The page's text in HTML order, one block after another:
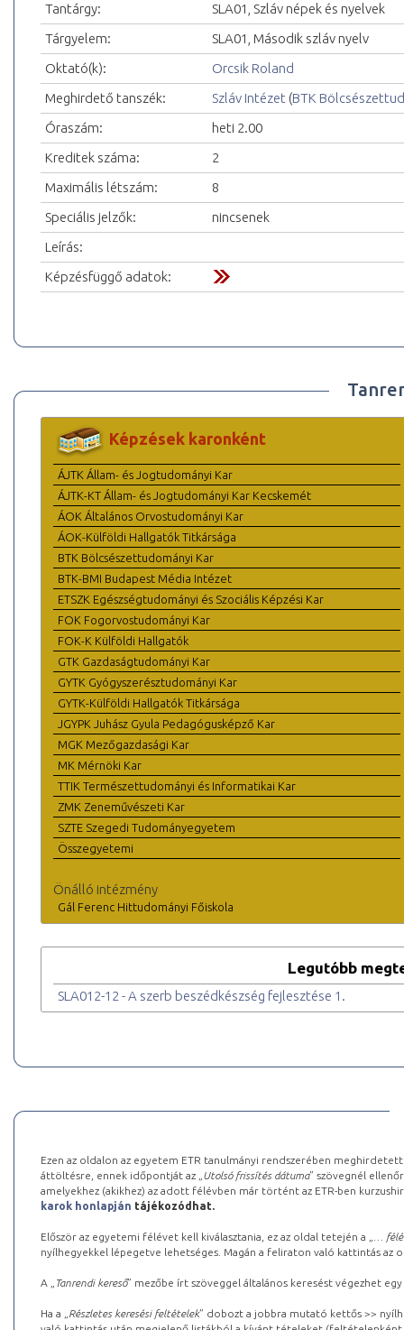
Tantárgy:
SLA01, Szláv népek és nyelvek
Tárgyelem:
SLA01, Második szláv nyelv
Oktató(k):
Orcsik Roland
Meghirdető tanszék:
Szláv Intézet (BTK
Óraszám:
heti 2.00
Kreditek száma:
2
Maximális létszám:
8
Speciális jelzők:
nincsenek
Leírás:
Képzésfüggő adatok:
Képzések karonként
ÁJTK Állam- és Jogtudományi Kar
ÁJTK-KT Állam- és Jogtudományi Kar Kecskemét
ÁOK Általános Orvostudományi Kar
ÁOK-Külföldi Hallgatók Titkársága
BTK Bölcsészettudományi Kar
BTK-BMI Budapest Média Intézet
ETSZK Egészségtudományi és Szociális Képzési Kar
FOK Fogorvostudományi Kar
FOK-K Külföldi Hallgatók
GTK Gazdaságtudományi Kar
GYTK Gyógyszerésztudományi Kar
GYTK-Külföldi Hallgatók Titkársága
JGYPK Juhász Gyula Pedagógusképző Kar
MGK Mezőgazdasági Kar
MK Mérnöki Kar
TTIK Természettudományi és Informatikai Kar
ZMK Zeneművészeti Kar
SZTE Szegedi Tudományegyetem
Összegyetemi
Önálló intézmény
Gál Ferenc Hittudományi Főiskola
Legutóbb
SLA012-12 - A szerb beszédkészség fejlesztése 1.
Ezen az oldalon az egyetem ETR tanulmányi rendszerében
áttöltésre, ennek időpontját az „ Utolsó frissítés dátuma” szövegnél
amelyekhez (akikhez) az adott félévben már történt az ETR-ben
karok honlapján tájékozódhat.
Először az egyetemi félévet kell kiválasztania, ez az oldal tetején a „
…
nyílhegyekkel lépegetve lehetséges. Magán a feliraton való kattintás az
A „ Tanrendi kereső” mezőbe írt szöveggel általános keresést végezhet
Ha a „ Részletes keresési feltételek” dobozt a jobbra mutató kettős >>